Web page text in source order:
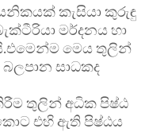
කැසියා කුරුඳු
මර්දනය හා
මෙය තුලින්
සාධකද
තුලින් අධික පිෂ්ඨ
කොට එහි ඇති පිෂ්ඨය